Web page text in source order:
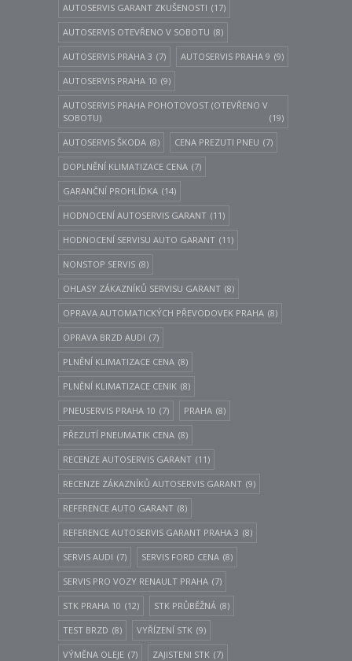
AUTOSERVIS GARANT ZKUŠENOSTI (17)
AUTOSERVIS OTEVŘENO V SOBOTU (8)
AUTOSERVIS PRAHA 3 (7) AUTOSERVIS PRAHA 9 (9)
AUTOSERVIS PRAHA 10 (9)
AUTOSERVIS PRAHA POHOTOVOST (OTEVŘENO V
SOBOTU)
(19)
AUTOSERVIS ŠKODA (8) CENA PREZUTI PNEU (7)
DOPLNĚNÍ KLIMATIZACE CENA (7)
GARANČNÍ PROHLÍDKA (14)
HODNOCENÍ AUTOSERVIS GARANT (11)
HODNOCENÍ SERVISU AUTO GARANT (11)
NONSTOP SERVIS (8)
OHLASY ZÁKAZNÍKŮ SERVISU GARANT (8)
OPRAVA AUTOMATICKÝCH PŘEVODOVEK PRAHA (8)
OPRAVA BRZD AUDI (7)
PLNĚNÍ KLIMATIZACE CENA (8)
PLNĚNÍ KLIMATIZACE CENIK (8)
PNEUSERVIS PRAHA 10 (7) PRAHA (8)
PŘEZUTÍ PNEUMATIK CENA (8)
RECENZE AUTOSERVIS GARANT (11)
RECENZE ZÁKAZNÍKŮ AUTOSERVIS GARANT (9)
REFERENCE AUTO GARANT (8)
REFERENCE AUTOSERVIS GARANT PRAHA 3 (8)
SERVIS AUDI (7) SERVIS FORD CENA (8)
SERVIS PRO VOZY RENAULT PRAHA (7)
STK PRAHA 10 (12) STK PRŮBĚŽNÁ (8)
TEST BRZD (8) VYŘÍZENÍ STK (9)
VÝMĚNA OLEJE (7) ZAJISTENI STK (7)